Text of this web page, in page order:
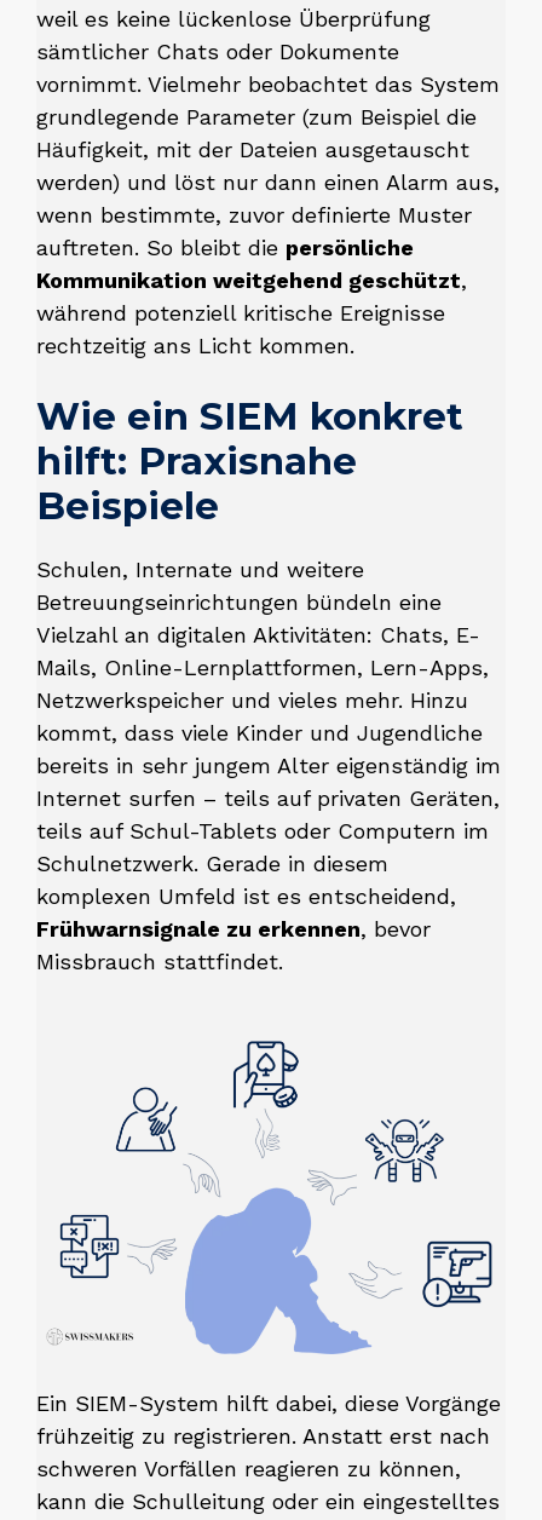
weil es keine lückenlose Überprüfung
sämtlicher Chats oder Dokumente
vornimmt. Vielmehr beobachtet das System
grundlegende Parameter (zum Beispiel die
Häufigkeit, mit der Dateien ausgetauscht
werden) und löst nur dann einen Alarm aus,
wenn bestimmte, zuvor definierte Muster
auftreten. So bleibt die persönliche
Kommunikation weitgehend geschützt,
während potenziell kritische Ereignisse
rechtzeitig ans Licht kommen.
Wie ein SIEM konkret
hilft: Praxisnahe
Beispiele
Schulen, Internate und weitere
Betreuungseinrichtungen bündeln eine
Vielzahl an digitalen Aktivitäten: Chats, E-
Mails, Online-Lernplattformen, Lern-Apps,
Netzwerkspeicher und vieles mehr. Hinzu
kommt, dass viele Kinder und Jugendliche
bereits in sehr jungem Alter eigenständig im
Internet surfen – teils auf privaten Geräten,
teils auf Schul-Tablets oder Computern im
Schulnetzwerk. Gerade in diesem
komplexen Umfeld ist es entscheidend,
Frühwarnsignale zu erkennen, bevor
Missbrauch stattfindet.
Ein SIEM-System hilft dabei, diese Vorgänge
frühzeitig zu registrieren. Anstatt erst nach
schweren Vorfällen reagieren zu können,
kann die Schulleitung oder ein eingestelltes